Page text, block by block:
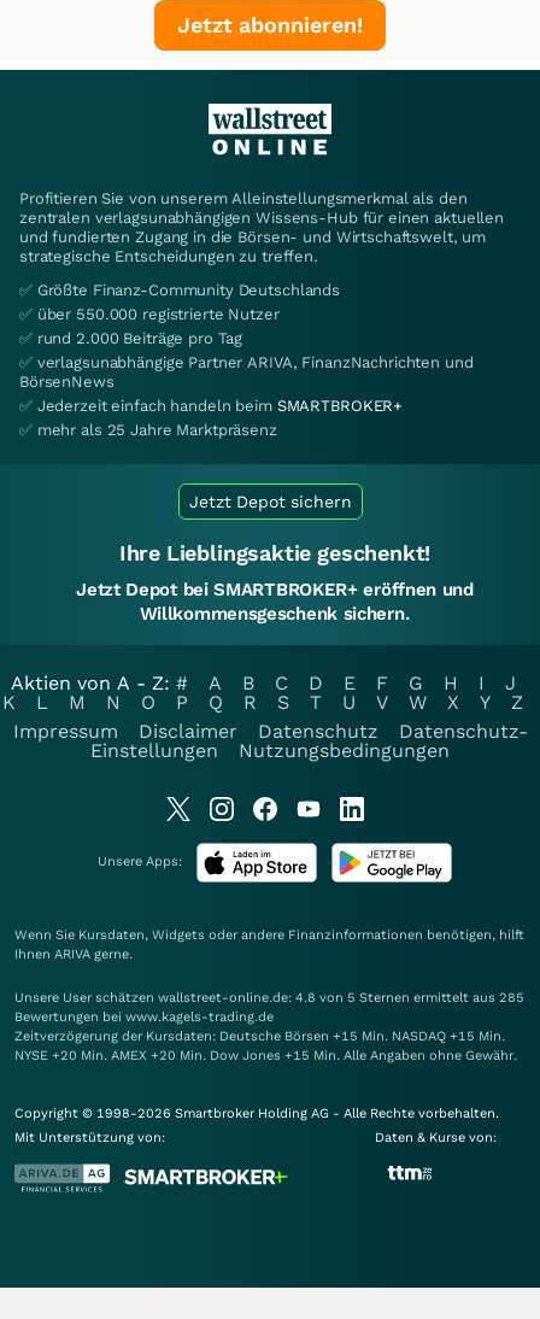
Jetzt abonnieren!
Profitieren Sie von unserem Alleinstellungsmerkmal als den
zentralen verlagsunabhängigen Wissens-Hub für einen aktuellen
und fundierten Zugang in die Börsen- und Wirtschaftswelt, um
strategische Entscheidungen zu treffen.
✅ Größte Finanz-Community Deutschlands
✅ über 550.000 registrierte Nutzer
✅ rund 2.000 Beiträge pro Tag
✅ verlagsunabhängige Partner ARIVA, FinanzNachrichten und
BörsenNews
✅ Jederzeit einfach handeln beim SMARTBROKER+
✅ mehr als 25 Jahre Marktpräsenz
Jetzt Depot sichern
Ihre Lieblingsaktie geschenkt!
Jetzt Depot bei SMARTBROKER+ eröffnen und
Willkommensgeschenk sichern.
Aktien von A - Z: # A B C D E F G H I
J
K
L M N O P Q R S T U V W X Y
Z
Impressum
Disclaimer Datenschutz
Datenschutz-
Einstellungen
Nutzungsbedingungen
Unsere Apps:
Wenn Sie Kursdaten, Widgets oder andere Finanzinformationen benötigen, hilft
Ihnen ARIVA gerne.
Unsere User schätzen wallstreet-online.de: 4.8 von 5 Sternen ermittelt aus 285
Bewertungen bei www.kagels-trading.de
Zeitverzögerung der Kursdaten: Deutsche Börsen +15 Min. NASDAQ +15 Min.
NYSE +20 Min. AMEX +20 Min. Dow Jones +15 Min. Alle Angaben ohne Gewähr.
Copyright © 1998-2026 Smartbroker Holding AG - Alle Rechte vorbehalten.
Mit Unterstützung von:
Daten & Kurse von: